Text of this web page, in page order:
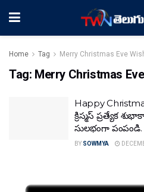
Home Tag Merry Christmas Eve
Tag: Merry Christmas
Happy
క్రిస్మస్ ప్రత్యేక
సులభంగా పంపండి.
BY SOWMYA